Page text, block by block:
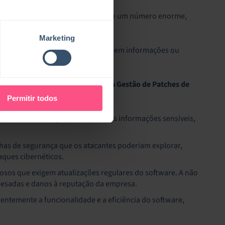
Marketing
Permitir todos
Trata-se de um número enorme,
acesso não autorizado, roubarem informações ou
de dados.Dar prioridade à Gestão de Patches de
podem salvaguardar melhor as informações sensíveis,
de segurança que os atacantes poderiam explorar,
cibernéticos.
que exigem atualizações regulares do software. A não
e danos à reputação da empresa.
a funcionalidade e a eficiência do software,